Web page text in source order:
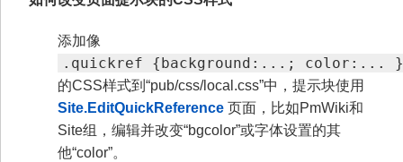
添加像
.quickref {background:...; color:... }
的CSS样式到“pub/css/local.css”中，提示块使用
Site.EditQuickReference 页面，比如PmWiki和
Site组，编辑并改变“bgcolor”或字体设置的其
他“color”。